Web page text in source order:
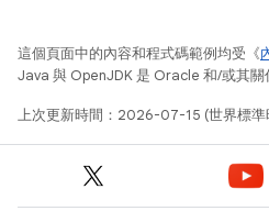
這個頁面中的內容和程式碼範例均受《
Java 與 OpenJDK 是 Oracle 和/或其關
上次更新時間：2026-07-15 (世界標準